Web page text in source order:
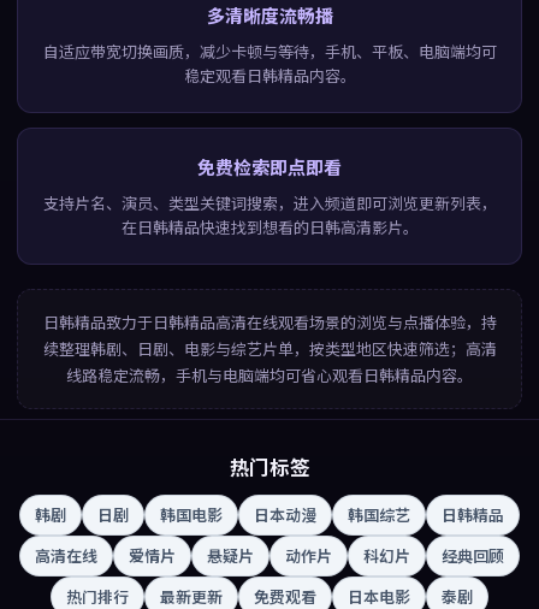
多清晰度流畅播
自适应带宽切换画质，减少卡顿与等待，手机、平板、电脑端均可
稳定观看日韩精品内容。
免费检索即点即看
支持片名、演员、类型关键词搜索，进入频道即可浏览更新列表，
在日韩精品快速找到想看的日韩高清影片。
日韩精品致力于日韩精品高清在线观看场景的浏览与点播体验，持
续整理韩剧、日剧、电影与综艺片单，按类型地区快速筛选；高清
线路稳定流畅，手机与电脑端均可省心观看日韩精品内容。
热门标签
韩剧 日剧 韩国电影 日本动漫 韩国综艺
日韩精品
高清在线
爱情片 悬疑片 动作片 科幻片
经典回顾
热门排行
最新更新 免费观看 日本电影
泰剧